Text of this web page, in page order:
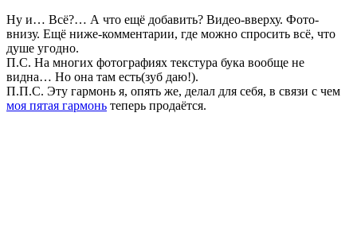
Ну и… Всё?… А что ещё добавить? Видео-вверху. Фото-
внизу. Ещё ниже-комментарии, где можно спросить всё, что
душе угодно.
П.С. На многих фотографиях текстура бука вообще не
видна… Но она там есть(зуб даю!).
П.П.С. Эту гармонь я, опять же, делал для себя, в связи с чем
моя пятая гармонь теперь продаётся.